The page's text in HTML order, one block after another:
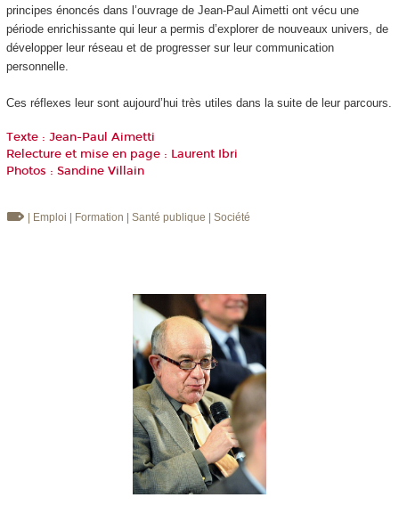
principes énoncés dans l’ouvrage de Jean-Paul Aimetti ont vécu une
période enrichissante qui leur a permis d’explorer de nouveaux univers, de
développer leur réseau et de progresser sur leur communication
personnelle.
Ces réflexes leur sont aujourd’hui très utiles dans la suite de leur parcours.
Texte : Jean-Paul Aimetti
Relecture et mise en page : Laurent Ibri
Photos : Sandine Villain
| Emploi | Formation | Santé publique | Société